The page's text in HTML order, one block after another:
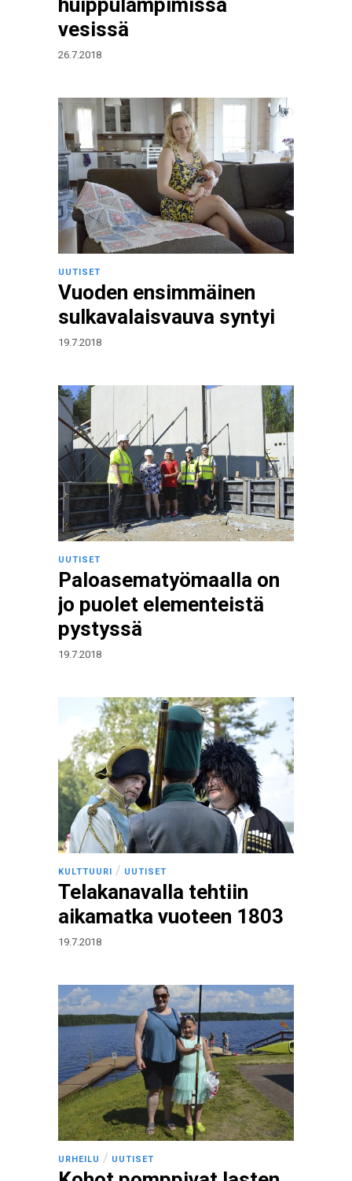
huippulämpimissä
vesissä
26.7.2018
UUTISET
Vuoden ensimmäinen
sulkavalaisvauva syntyi
19.7.2018
UUTISET
Paloasematyömaalla on
jo puolet elementeistä
pystyssä
19.7.2018
KULTTUURI / UUTISET
Telakanavalla tehtiin
aikamatka vuoteen 1803
19.7.2018
URHEILU / UUTISET